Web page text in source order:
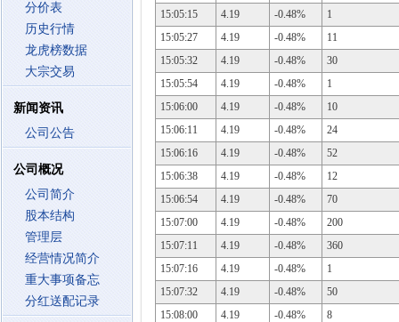
分价表
历史行情
龙虎榜数据
大宗交易
新闻资讯
公司公告
公司概况
公司简介
股本结构
管理层
经营情况简介
重大事项备忘
分红送配记录
15:05:15
4.19 -0.48%
1
15:05:27
4.19 -0.48%
11
15:05:32
4.19 -0.48%
30
15:05:54
4.19 -0.48%
1
15:06:00
4.19 -0.48%
10
15:06:11
4.19 -0.48%
24
15:06:16
4.19 -0.48%
52
15:06:38
4.19 -0.48%
12
15:06:54
4.19 -0.48%
70
15:07:00
4.19 -0.48%
200
15:07:11
4.19 -0.48%
360
15:07:16
4.19 -0.48%
1
15:07:32
4.19 -0.48%
50
15:08:00
4.19 -0.48%
8